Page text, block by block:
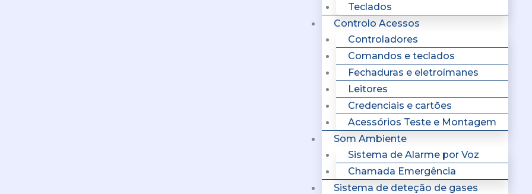
Teclados
Controlo Acessos
Controladores
Comandos e teclados
Fechaduras e eletroímanes
Leitores
Credenciais e cartões
Acessórios Teste e Montagem
Som Ambiente
Sistema de Alarme por Voz
Chamada Emergência
Sistema de deteção de gases